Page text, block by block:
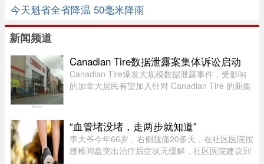
今天魁省全省降温 50毫米降雨
新闻频道
Canadian Tire数据泄露案集体诉讼启动
Canadian Tire爆发大规模数据泄露事件，受影响
的加拿大居民有望加入针对 Canadian Tire 的新集
数据泄露影响的 Canadian ...
“血管堵没堵，走两步就知道”
李大爷今年66岁，右侧腿痛20多天，在社区医院按
腰椎间盘突出治疗后症状无缓解，社区医院建议到